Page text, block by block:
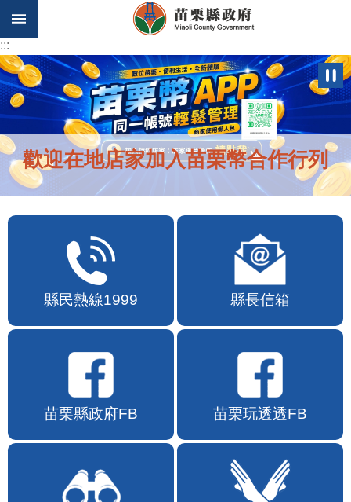
跳到主要內容區塊
:::
:::
歡迎在地店家加入苗栗幣合作行列
縣民熱線1999 縣長信箱
苗栗縣政府FB 苗栗玩透透FB